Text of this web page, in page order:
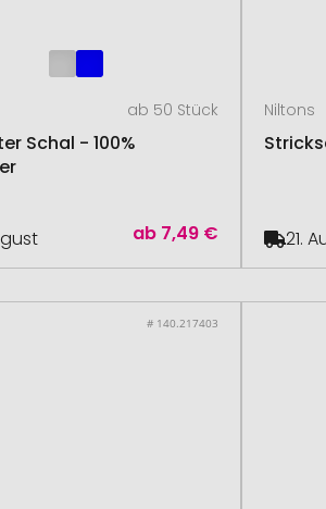
ab 50 Stück
Schal - 100%
ab 7,49 €
Niltons
21.
# 140.217403